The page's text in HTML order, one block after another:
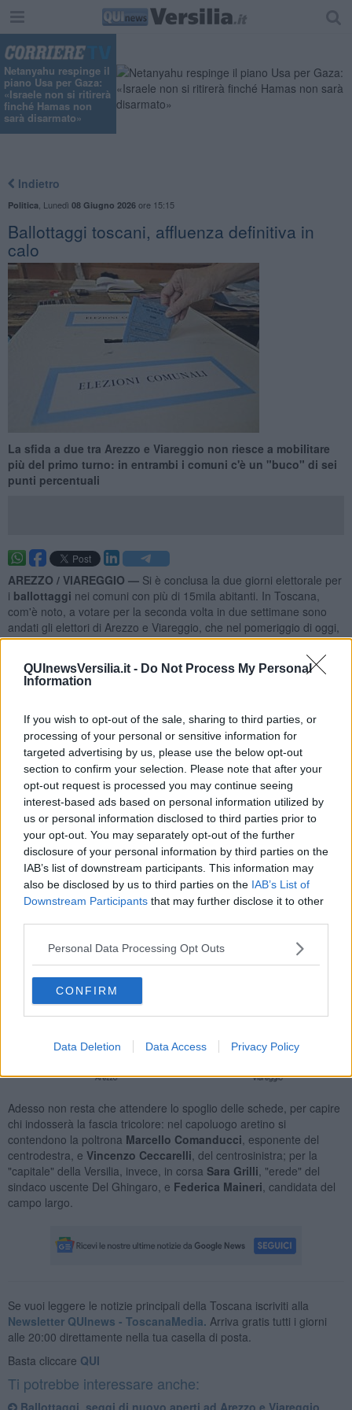
QUInewsVersilia.it - Do Not Process My Personal
Information
If you wish to opt-out of the sale, sharing to third parties, or
processing of your personal or sensitive information for
targeted advertising by us, please use the below opt-out
section to confirm your selection. Please note that after your
opt-out request is processed you may continue seeing
interest-based ads based on personal information utilized by
us or personal information disclosed to third parties prior to
your opt-out. You may separately opt-out of the further
disclosure of your personal information by third parties on the
IAB’s list of downstream participants. This information may
also be disclosed by us to third parties on the IAB’s List of
Downstream Participants that may further disclose it to other
Personal Data Processing Opt Outs
CONFIRM
Data Deletion Data Access Privacy Policy
Netanyahu respinge il
piano Usa per Gaza:
«Israele non si ritirerà
finché Hamas non
sarà disarmato»
Indietro
Politica Lunedì 08 Giugno 2026ore 15:15
Ballottaggi toscani, affluenza definitiva in
calo
La sfida a due tra Arezzo e Viareggio non riesce a mobilitare
più del primo turno: in entrambi i comuni c'è un "buco" di sei
punti percentuali
AREZZO / VIAREGGIO — Si è conclusa la due giorni elettorale per
i ballottaggi nei comuni con più di 15mila abitanti. In Toscana,
com'è noto, a votare per la seconda volta in due settimane sono
andati gli elettori di Arezzo e Viareggio, che nel pomeriggio di oggi,
lunedì 8 Giugno, scopriranno il nome del nuovo sindaco.
Il primo dato ufficiale è quello dell'affluenza definitivadel secondo
turno, che risulta essere in calo rispetto a quella del primo. Ad
stata del 59,3%.
Viareggio, invece, affluenza al48,53% , in discesa rispetto al
55% di due settimane fa. In entrambi i casi, grossomodo, si tratta di
una "perdita" di oltre sei punti percentuali.
Adesso non resta che attendere lo spoglio delle schede, per capire
chi indosserà la fascia tricolore: nel capoluogo aretino si
contendono la poltrona Marcello Comanducci , esponente del
centrodestra, e Vincenzo Ceccarelli , del centrosinistra; per la
"capitale" della Versilia, invece, in corsa Sara Grilli , "erede" del
sindaco uscente Del Ghingaro, e Federica Maineri , candidata del
campo largo.
Se vuoi leggere le notizie principali della Toscana iscriviti alla
Newsletter QUInews - ToscanaMedia. Arriva gratis tutti i giorni
alle 20:00 direttamente nella tua casella di posta.
Basta cliccare QUI
Ti potrebbe interessare anche:
Ballottaggi, seggi di nuovo aperti ad Arezzo e Viareggio